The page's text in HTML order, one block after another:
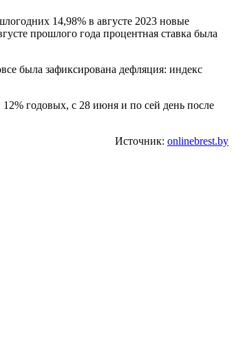
14,98% в августе 2023 новые
прошлого года процентная ставка была
была зафиксирована дефляция: индекс
годовых, с 28 июня и по сей день после
Источник: onlinebrest.by